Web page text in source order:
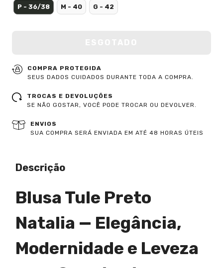
P - 36/38 M - 40 G - 42
COMPRA PROTEGIDA
SEUS DADOS CUIDADOS DURANTE TODA A COMPRA.
TROCAS E DEVOLUÇÕES
SE NÃO GOSTAR, VOCÊ PODE TROCAR OU DEVOLVER.
ENVIOS
SUA COMPRA SERÁ ENVIADA EM ATÉ 48 HORAS ÚTEIS
Descrição
Blusa Tule Preto
Natalia — Elegância,
Modernidade e Leveza